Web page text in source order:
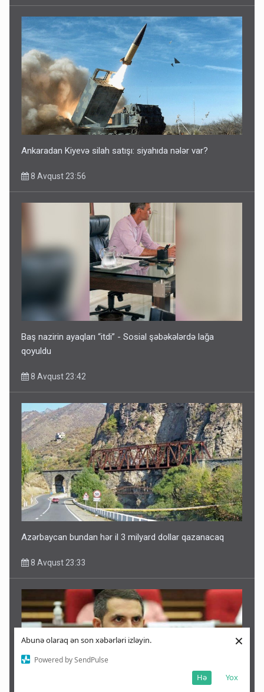
Abunə olaraq ən son xəbərləri izləyin.
Powered by SendPulse
Yox
Hə
×
Ankaradan Kiyevə silah satışı: siyahıda nələr var?
8 Avqust 23:56
Baş nazirin ayaqları “itdi” - Sosial şəbəkələrdə lağa
qoyuldu
8 Avqust 23:42
Azərbaycan bundan hər il 3 milyard dollar qazanacaq
8 Avqust 23:33